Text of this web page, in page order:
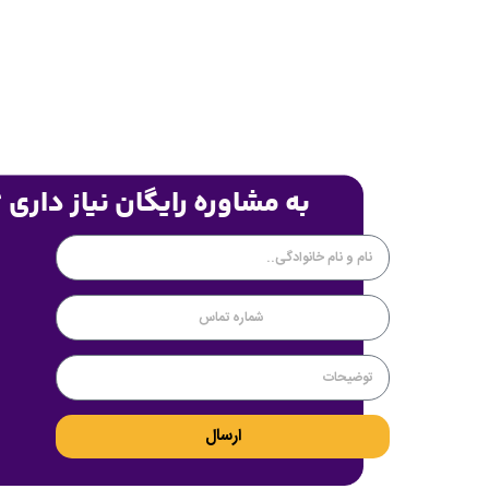
به مشاوره رایگان نیاز
ارسال